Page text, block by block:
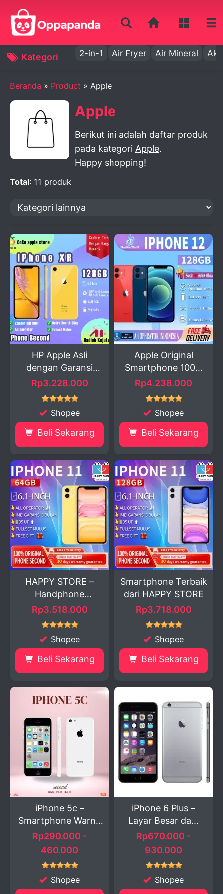
Kategori 2-in-1 Air Fryer Air Mineral Aki
Beranda » Product » Apple
Apple
Berikut ini adalah daftar produk
pada kategori Apple.
Happy shopping!
Total: 11 produk
HP Apple Asli
dengan Garansi
Sinyal ...
Rp3.228.000
Shopee
Beli Sekarang
Apple Original
Smartphone 100%
Authe...
Rp4.238.000
Shopee
Beli Sekarang
HAPPY STORE –
Handphone
Second...
Rp3.518.000
Shopee
Beli Sekarang
Smartphone Terbaik
dari HAPPY STORE
Rp3.718.000
Shopee
Beli Sekarang
iPhone 5c –
Smartphone Warna
C...
Rp290.000 -
460.000
Shopee
iPhone 6 Plus –
Layar Besar da...
Rp670.000 -
930.000
Shopee